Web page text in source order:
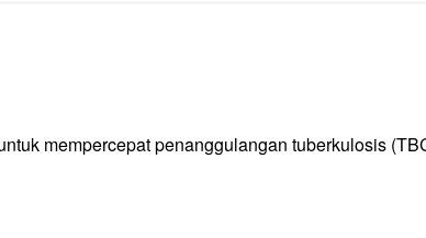
mempercepat penanggulangan tuberkulosis